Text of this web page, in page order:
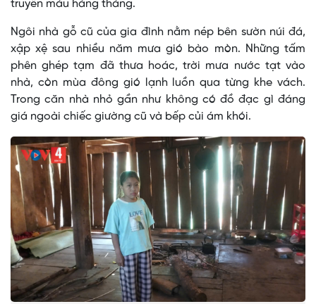
truyền máu hàng tháng.
Ngôi nhà gỗ cũ của gia đình nằm nép bên sườn núi đá,
xập xệ sau nhiều năm mưa gió bào mòn. Những tấm
phên ghép tạm đã thưa hoác, trời mưa nước tạt vào
nhà, còn mùa đông gió lạnh luồn qua từng khe vách.
Trong căn nhà nhỏ gần như không có đồ đạc gì đáng
giá ngoài chiếc giường cũ và bếp củi ám khói.